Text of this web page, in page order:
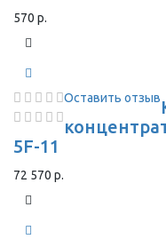
570 р.
Оставить отзыв
5F-11
72 570 р.